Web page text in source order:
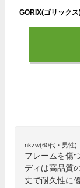
nkzw(60代・男性)
フレームを傷
ディは高品質
丈で耐久性に